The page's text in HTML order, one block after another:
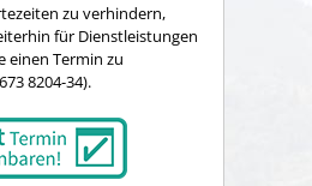
zu verhindern,
für Dienstleistungen
einen Termin zu
8204-34).